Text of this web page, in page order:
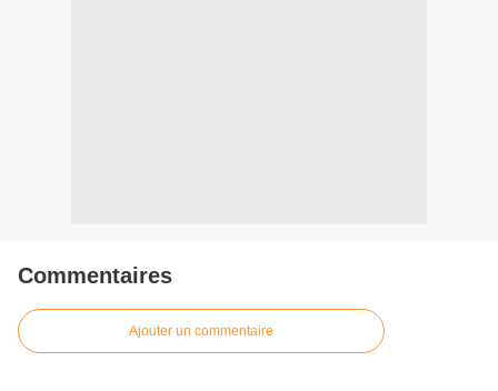
Commentaires
Ajouter un commentaire